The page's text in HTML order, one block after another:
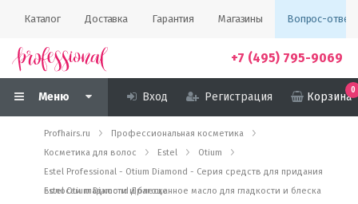
Каталог Доставка Гарантия Магазины Вопрос-ответ
+7 (495) 795-9069
Меню Вход Регистрация Корзина
0
Profhairs.ru
Профессиональная косметика
Косметика для волос
Estel
Otium
Estel Professional - Otium Diamond - Серия средств для придания
волосам гладкости и блеска
Estel Otium Diamond Драгоценное масло для гладкости и блеска